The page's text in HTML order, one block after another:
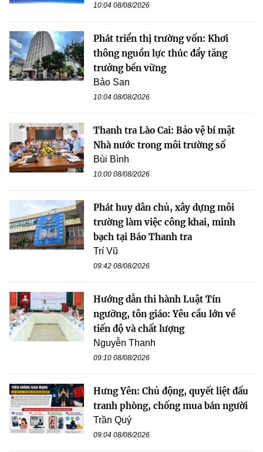
10:04 08/08/2026
Phát triển thị trường vốn: Khơi
thông nguồn lực thúc đẩy tăng
trưởng bền vững
Bảo San
10:04 08/08/2026
Thanh tra Lào Cai: Bảo vệ bí mật
Nhà nước trong môi trường số
Bùi Bình
10:00 08/08/2026
Phát huy dân chủ, xây dựng môi
trường làm việc công khai, minh
bạch tại Báo Thanh tra
Trí Vũ
09:42 08/08/2026
Hướng dẫn thi hành Luật Tín
ngưỡng, tôn giáo: Yêu cầu lớn về
tiến độ và chất lượng
Nguyễn Thanh
09:10 08/08/2026
Hưng Yên: Chủ động, quyết liệt đấu
tranh phòng, chống mua bán người
Trần Quý
09:04 08/08/2026